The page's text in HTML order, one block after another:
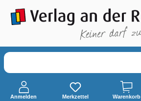
springen
Anmelden Merkzettel Warenkorb